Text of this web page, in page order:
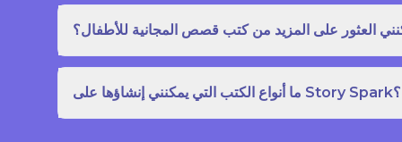
العثور على المزيد من كتب قصص المجانية للأطفال؟
ما أنواع الكتب التي يمكنني إنشاؤها على Story Spark؟